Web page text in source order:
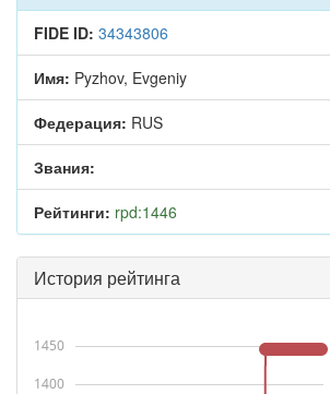
FIDE ID: 34343806
Имя: Pyzhov, Evgeniy
Федерация: RUS
Звания:
Рейтинги: rpd:1446
История рейтинга
1400
1450